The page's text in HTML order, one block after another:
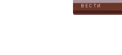
ВЕСТИ